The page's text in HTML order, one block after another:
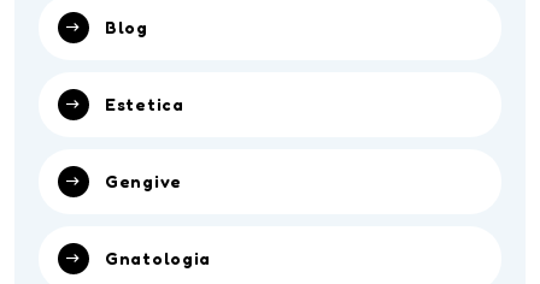
Blog
Estetica
Gengive
Gnatologia